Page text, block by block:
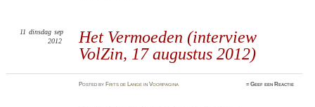
Het Vermoeden (interview
VolZin, 17 augustus 2012)
11 dinsdag sep
2012
Postedby Frits de Lange inVoorpagina ≈Geef een Reactie